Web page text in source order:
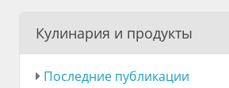
Кулинария и продукты
Последние публикации